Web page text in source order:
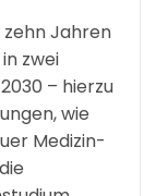
zehn Jahren
zwei
– hierzu
wie
Medizin-